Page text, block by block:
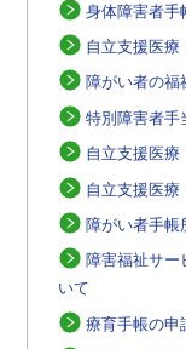
身体障害者手
自立支援医療
障がい者の福
特別障害者手
自立支援医療
自立支援医療
障がい者手帳
障害福祉サ
いて
療育手帳の申